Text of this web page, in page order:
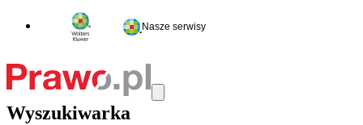
Nasze serwisy
Wyszukiwarka